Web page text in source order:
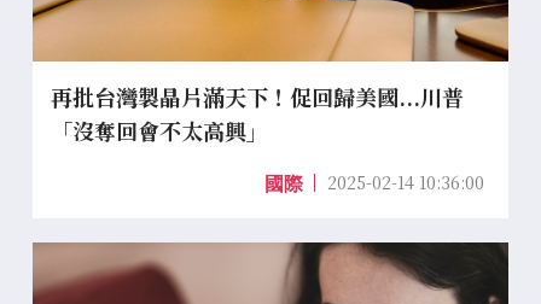
再批台灣製晶片滿天下！促回歸美國...川普
「沒奪回會不太高興」
國際 2025-02-14 10:36:00